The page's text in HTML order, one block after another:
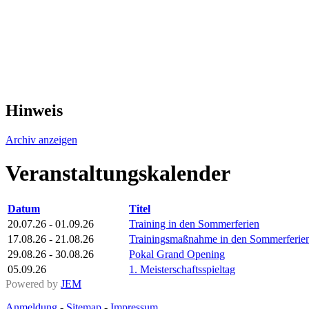
Hinweis
Archiv anzeigen
Veranstaltungskalender
Datum Titel
20.07.26 - 01.09.26
Training in den Sommerferien
17.08.26 - 21.08.26
Trainingsmaßnahme in den
29.08.26 - 30.08.26
Pokal Grand Opening
05.09.26
1. Meisterschaftsspieltag
Powered by JEM